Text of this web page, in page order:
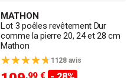
MATHON
Lot 3 poêles revêtement Dur
comme la pierre 20, 24 et 28 cm
Mathon
1128 avis
,99 €